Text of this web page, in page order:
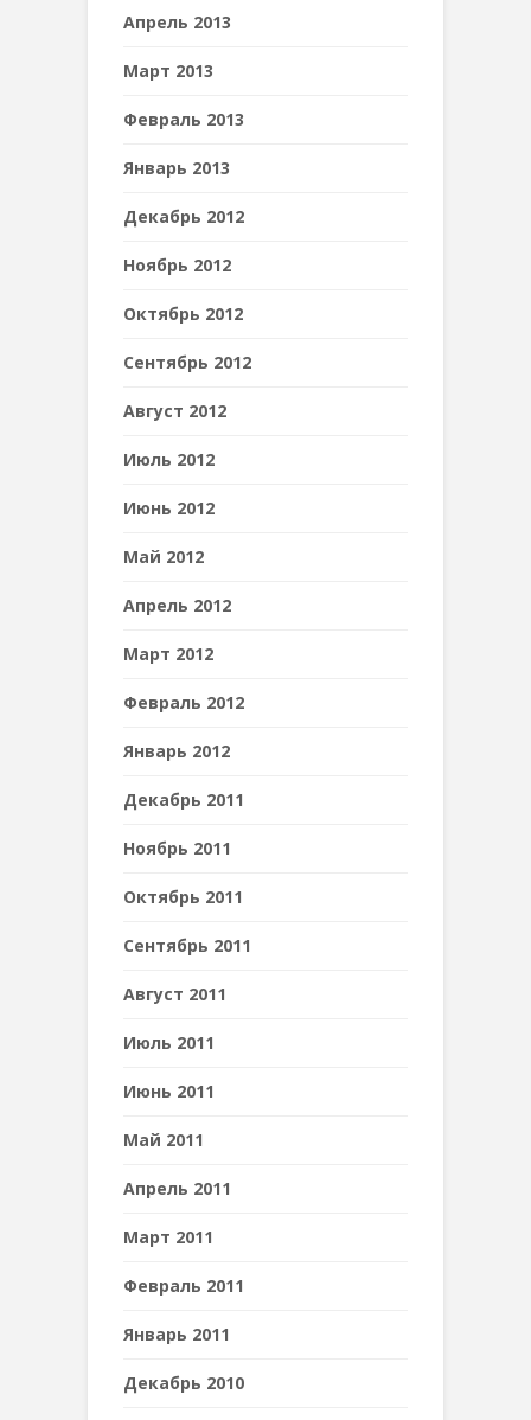
Апрель 2013
Март 2013
Февраль 2013
Январь 2013
Декабрь 2012
Ноябрь 2012
Октябрь 2012
Сентябрь 2012
Август 2012
Июль 2012
Июнь 2012
Май 2012
Апрель 2012
Март 2012
Февраль 2012
Январь 2012
Декабрь 2011
Ноябрь 2011
Октябрь 2011
Сентябрь 2011
Август 2011
Июль 2011
Июнь 2011
Май 2011
Апрель 2011
Март 2011
Февраль 2011
Январь 2011
Декабрь 2010